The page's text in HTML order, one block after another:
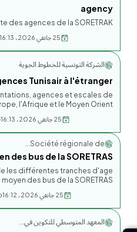
agency
des agences de la SORETRAK
25 جانفي 2026، 16:13
الشركة التونسية للخطوط الجوية
Tunisair à l'étranger
agences et escales de
l'Afrique et le Moyen Orient
25 جانفي 2026، 16:13
Société régionale de...
des bus de la SORETRAS
les différentes tranches d'age
moyen des bus de la SORETRAS
25 جانفي 2026، 16:12
المعهد المتوسطي للتكوين في...